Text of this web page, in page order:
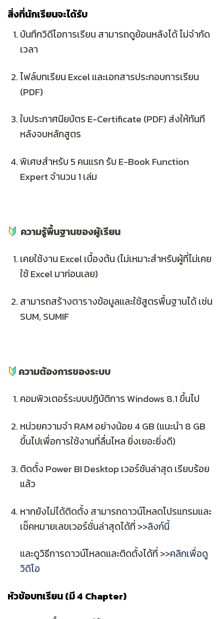
สิ่งที่นักเรียนจะได้รับ
บันทึกวิดีโอการเรียน สามารถดูย้อนหลังได้ ไม่จำกัด
เวลา
ไฟล์บทเรียน Excel และเอกสารประกอบการเรียน
(PDF)
ใบประกาศนียบัตร E-Certificate (PDF) ส่งให้ทันที
หลังจบหลักสูตร
พิเศษสำหรับ 5 คนแรก รับ E-Book Function
Expertจำนวน 1 เล่ม
ความรู้พื้นฐานของผู้เรียน
เคยใช้งาน Excel เบื้องต้น (ไม่เหมาะสำหรับผู้ที่ไม่เคย
ใช้ Excel มาก่อนเลย)
สามารถสร้างตารางข้อมูลและใช้สูตรพื้นฐานได้ เช่น
SUM, SUMIF
ความต้องการของระบบ
คอมพิวเตอร์ระบบปฏิบัติการWindows 8.1 ขึ้นไป
หน่วยความจำ RAM อย่างน้อย 4 GB (แนะนำ 8 GB
ขึ้นไปเพื่อการใช้งานที่ลื่นไหล ยิ่งเยอะยิ่งดี)
ติดตั้ง Power BI Desktop เวอร์ชันล่าสุด เรียบร้อย
แล้ว
หากยังไม่ได้ติดตั้ง สามารถดาวน์โหลดโปรแกรมและ
เช็คหมายเลขเวอร์ชั่นล่าสุดได้ที่ >>ลิงก์นี้
และดูวิธีการดาวน์โหลดและติดตั้งได้ที่ >>คลิกเพื่อดู
วิดิโอ
หัวข้อบทเรียน (มี 4 Chapter)